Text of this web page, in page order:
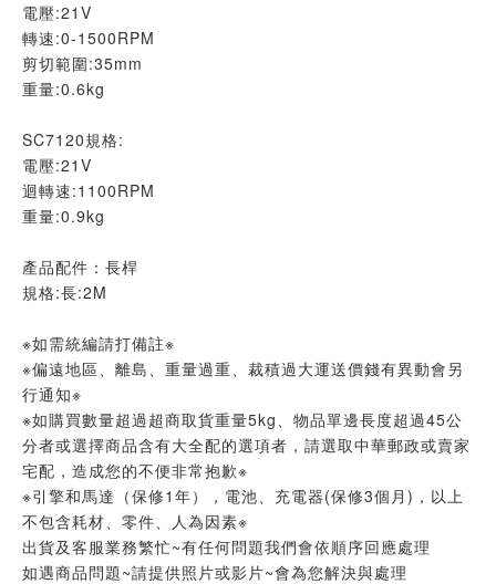
電壓:21V
轉速:0-1500RPM
剪切範圍:35mm
重量:0.6kg
SC7120規格:
電壓:21V
迴轉速:1100RPM
重量:0.9kg
產品配件：長桿
規格:長:2M
※如需統編請打備註※
※偏遠地區、離島、重量過重、裁積過大運送價錢有異動會另
行通知※
※如購買數量超過超商取貨重量5kg、物品單邊長度超過45公
分者或選擇商品含有大全配的選項者，請選取中華郵政或賣家
宅配，造成您的不便非常抱歉※
※引擎和馬達（保修1年），電池、充電器(保修3個月)，以上
不包含耗材、零件、人為因素※
出貨及客服業務繁忙~有任何問題我們會依順序回應處理
如遇商品問題~請提供照片或影片~會為您解決與處理